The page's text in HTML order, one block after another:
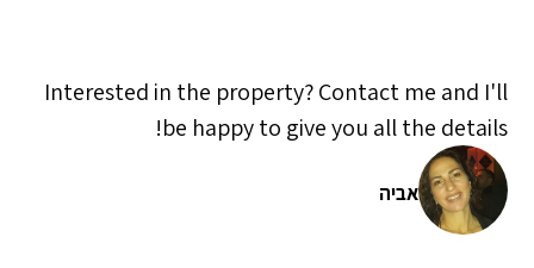
Interested in the property? Contact me and I'll
be happy to give you all the details!
אביה